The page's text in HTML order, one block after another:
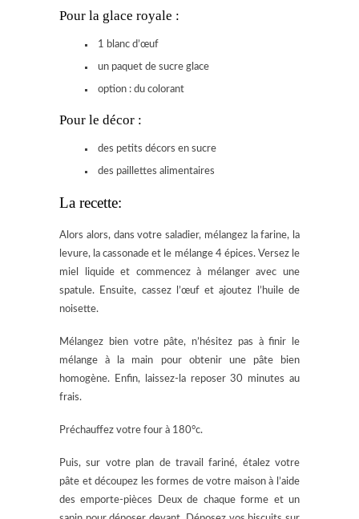
Pour la glace royale :
1 blanc d’œuf
un paquet de sucre glace
option : du colorant
Pour le décor :
des petits décors en sucre
des paillettes alimentaires
La recette:
Alors alors, dans votre saladier, mélangez la farine, la
levure, la cassonade et le mélange 4 épices. Versez le
miel liquide et commencez à mélanger avec une
spatule. Ensuite, cassez l’œuf et ajoutez l’huile de
noisette.
Mélangez bien votre pâte, n’hésitez pas à finir le
mélange à la main pour obtenir une pâte bien
homogène. Enfin, laissez-la reposer 30 minutes au
frais.
Préchauffez votre four à 180°c.
Puis, sur votre plan de travail fariné, étalez votre
pâte et découpez les formes de votre maison à l’aide
des emporte-pièces Deux de chaque forme et un